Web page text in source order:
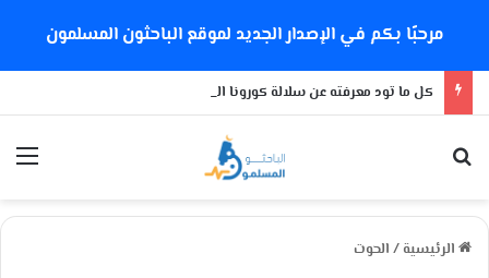
مرحبًا بكم في الإصدار الجديد لموقع الباحثون المسلمون
كل ما تود معرفته عن سلالة كورونا الجديدة
الرئيسية / الحوت